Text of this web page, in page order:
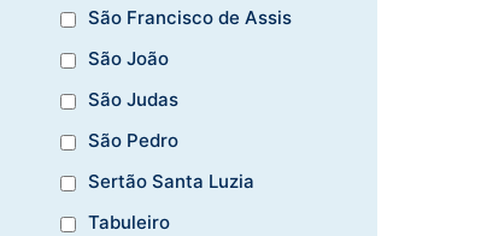
São Francisco de Assis
São João
São Judas
São Pedro
Sertão Santa Luzia
Tabuleiro